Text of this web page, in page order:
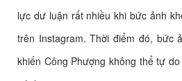
lực dư luận rất nhiều khi bức ảnh
trên Instagram. Thời điểm đó, bức
khiến Công Phượng không thể tự